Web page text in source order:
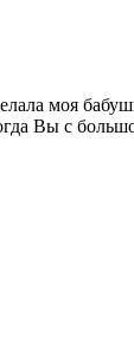
моя
Вы с